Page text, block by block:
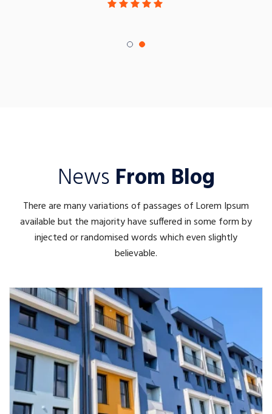
News From Blog
There are many variations of passages of Lorem Ipsum
available but the majority have suffered in some form by
injected or randomised words which even slightly
believable.